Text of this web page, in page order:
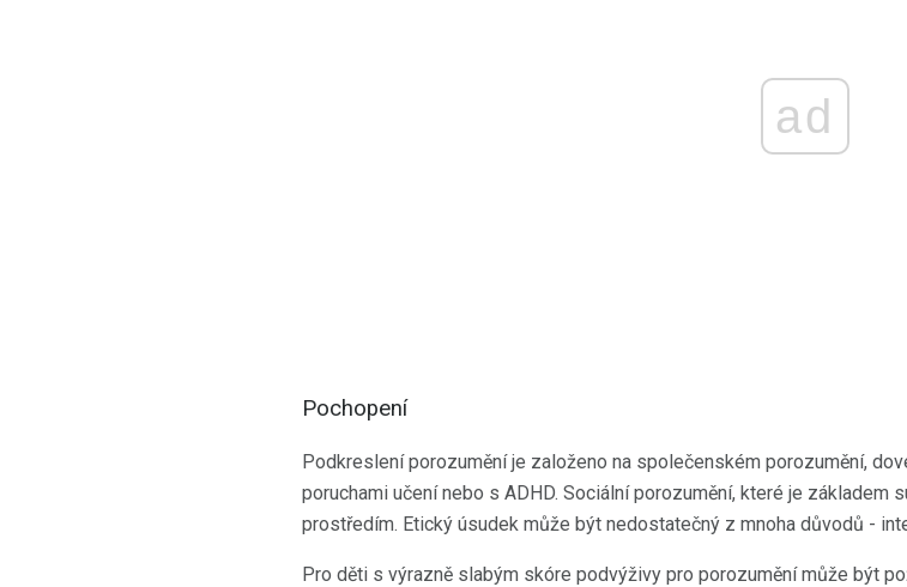
ad
Pochopení
Podkreslení porozumění je založeno na společenském porozumění,
poruchami učení nebo s ADHD. Sociální porozumění, které je základem
prostředím. Etický úsudek může být nedostatečný z mnoha důvodů -
Pro děti s výrazně slabým skóre podvýživy pro porozumění může být